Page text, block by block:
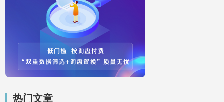
热门文章